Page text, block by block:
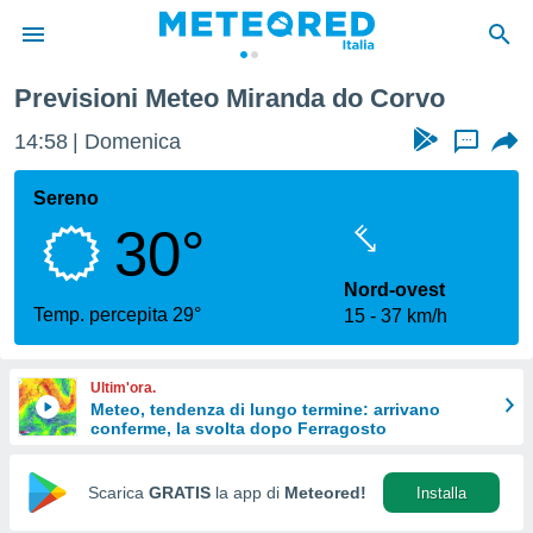
di
per
le
di
Web
Previsioni Meteo Miranda do Corvo
14:58 Domenica ...
Sereno
30°
Temp. percepita 29°
Nord-ovest
15
37 km/h
Ultim'ora.
Meteo, tendenza di lungo termine: arrivano
conferme, la svolta dopo Ferragosto
Scarica GRATIS la app di Meteored! Installa